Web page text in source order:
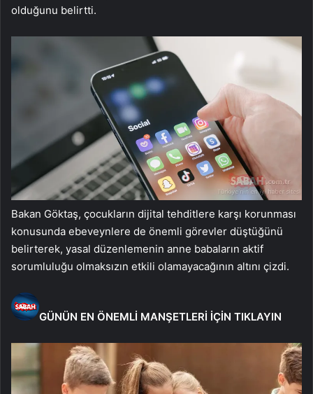
olduğunu belirtti.
Bakan Göktaş, çocukların dijital tehditlere karşı korunması
konusunda ebeveynlere de önemli görevler düştüğünü
belirterek, yasal düzenlemenin anne babaların aktif
sorumluluğu olmaksızın etkili olamayacağının altını çizdi.
GÜNÜN EN ÖNEMLİ MANŞETLERİ İÇİN TIKLAYIN